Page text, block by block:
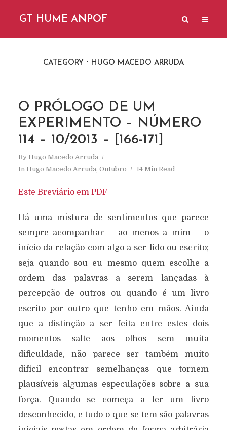
GT HUME ANPOF
CATEGORY HUGO MACEDO ARRUDA
O PRÓLOGO DE UM
EXPERIMENTO – NÚMERO
114 – 10/2013 – [166-171]
By Hugo Macedo Arruda
In Hugo Macedo Arruda, Outubro 14 Min Read
Este Breviário em PDF
Há uma mistura de sentimentos que parece
sempre acompanhar – ao menos a mim – o
início da relação com algo a ser lido ou escrito;
seja quando sou eu mesmo quem escolhe a
ordem das palavras a serem lançadas à
percepção de outros ou quando é um livro
escrito por outro que tenho em mãos. Ainda
que a distinção a ser feita entre estes dois
momentos salte aos olhos sem muita
dificuldade, não parece ser também muito
difícil encontrar semelhanças que tornem
plausíveis algumas especulações sobre a sua
força. Quando se começa a ler um livro
desconhecido, e tudo o que se tem são palavras